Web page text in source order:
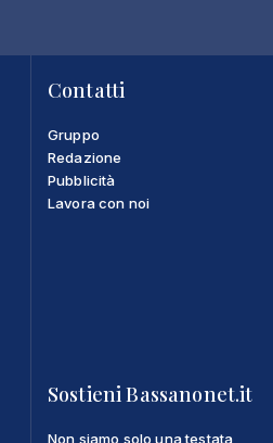
Contatti
Gruppo
Redazione
Pubblicità
Lavora con noi
Sostieni Bassanonet.it
Non siamo solo una testata,